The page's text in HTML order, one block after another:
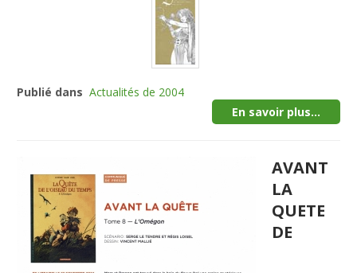
Publié dans Actualités de 2004
En savoir plus...
AVANT
LA
QUETE
DE